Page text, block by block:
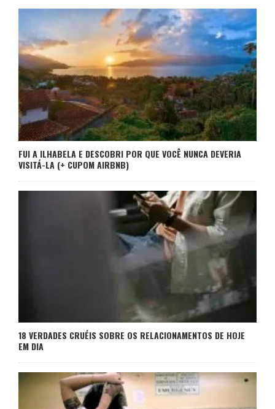
FUI A ILHABELA E DESCOBRI POR QUE VOCÊ NUNCA DEVERIA
VISITÁ-LA (+ CUPOM AIRBNB)
18 VERDADES CRUÉIS SOBRE OS RELACIONAMENTOS DE HOJE
EM DIA